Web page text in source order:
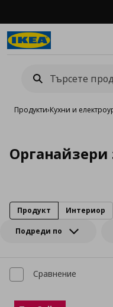
Продукти›Кухни и
Органайзери
Подреди по
Продукт Интериор
Сравнение